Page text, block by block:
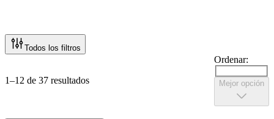
Todos los filtros
1–12 de 37 resultados
Ordenar:
Mejor opción